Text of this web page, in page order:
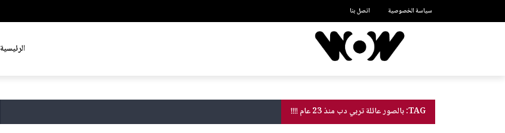
سياسة الخصوصية اتصل بنا
الرئيسية
TAG: بالصور عائلة تربي دب منذ 23 عام !!!!